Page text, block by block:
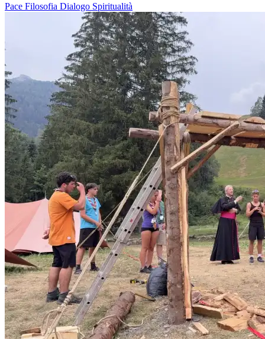
Pace Filosofia Dialogo Spiritualità